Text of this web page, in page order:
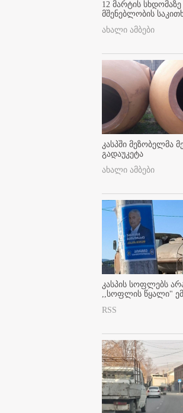
12 მარტის
მშენებლობის
ახალი ამბები
კასპში მეზობელმა
გადაუკეტა
ახალი ამბები
კასპის სოფლებს
,,სოფლის წყალი"
RSS